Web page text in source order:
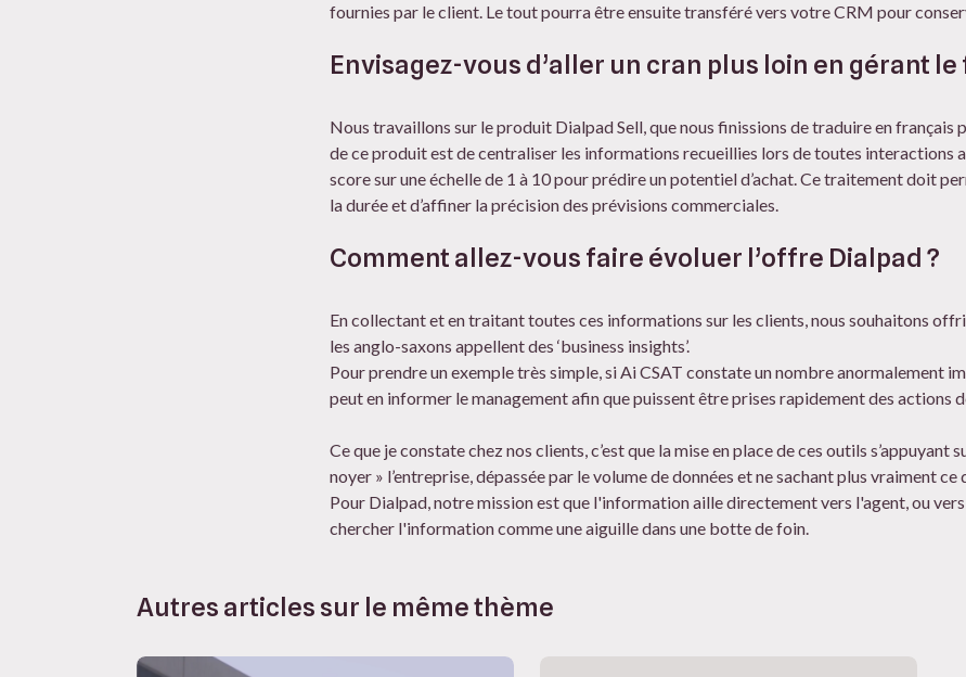
fournies par le client. Le tout pourra être ensuite transféré vers votre CRM pour
Envisagez-vous d’aller un cran plus loin en gérant
Nous travaillons sur le produit Dialpad Sell, que nous finissions de traduire en français
de ce produit est de centraliser les informations recueillies lors de toutes interactions
score sur une échelle de 1 à 10 pour prédire un potentiel d’achat. Ce traitement doit
la durée et d’affiner la précision des prévisions commerciales.
Comment allez-vous faire évoluer l’offre Dialpad ?
En collectant et en traitant toutes ces informations sur les clients, nous souhaitons
les anglo-saxons appellent des ‘business insights’.
Pour prendre un exemple très simple, si Ai CSAT constate un nombre anormalement
peut en informer le management afin que puissent être prises rapidement des actions
Ce que je constate chez nos clients, c’est que la mise en place de ces outils
noyer » l’entreprise, dépassée par le volume de données et ne sachant plus vraiment
Pour Dialpad, notre mission est que l'information aille directement vers l'agent, ou
chercher l'information comme une aiguille dans une botte de foin.
Autres articles sur le même thème